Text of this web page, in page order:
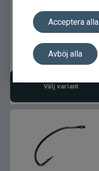
Acceptera alla
Avböj alla
Lunker City
Martiini
Maxximus
McLean
Mepps
Mitchell
dry barbless
kr
Välj variant